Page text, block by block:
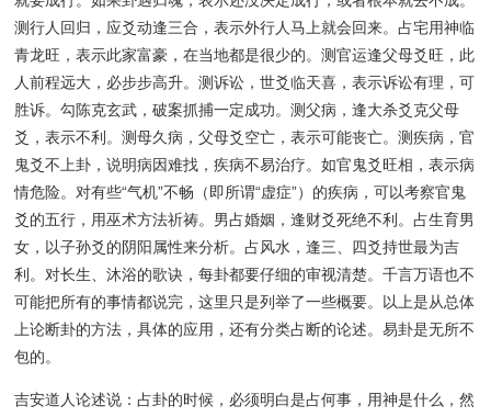
测行人回归，应爻动逢三合，表示外行人马上就会回来。占宅用神临
青龙旺，表示此家富豪，在当地都是很少的。测官运逢父母爻旺，此
人前程远大，必步步高升。测诉讼，世爻临天喜，表示诉讼有理，可
胜诉。勾陈克玄武，破案抓捕一定成功。测父病，逢大杀爻克父母
爻，表示不利。测母久病，父母爻空亡，表示可能丧亡。测疾病，官
鬼爻不上卦，说明病因难找，疾病不易治疗。如官鬼爻旺相，表示病
情危险。对有些“气机”不畅（即所谓“虚症”）的疾病，可以考察官鬼
爻的五行，用巫术方法祈祷。男占婚姻，逢财爻死绝不利。占生育男
女，以子孙爻的阴阳属性来分析。占风水，逢三、四爻持世最为吉
利。对长生、沐浴的歌诀，每卦都要仔细的审视清楚。千言万语也不
可能把所有的事情都说完，这里只是列举了一些概要。以上是从总体
上论断卦的方法，具体的应用，还有分类占断的论述。易卦是无所不
包的。
吉安道人论述说：占卦的时候，必须明白是占何事，用神是什么，然